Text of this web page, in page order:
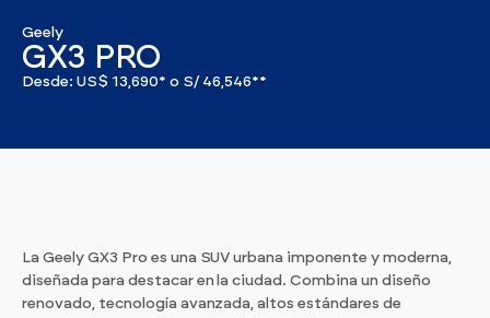
Flotas
Vende tu auto
Financiamiento
Centro de ayuda
Ir a todos los Autos Nuevos
Geely
GX3 PRO
Desde: US$ 13,690* o S/ 46,546**
La Geely GX3 Pro es una SUV urbana imponente y moderna,
diseñada para destacar en la ciudad. Combina un diseño
renovado, tecnología avanzada, altos estándares de